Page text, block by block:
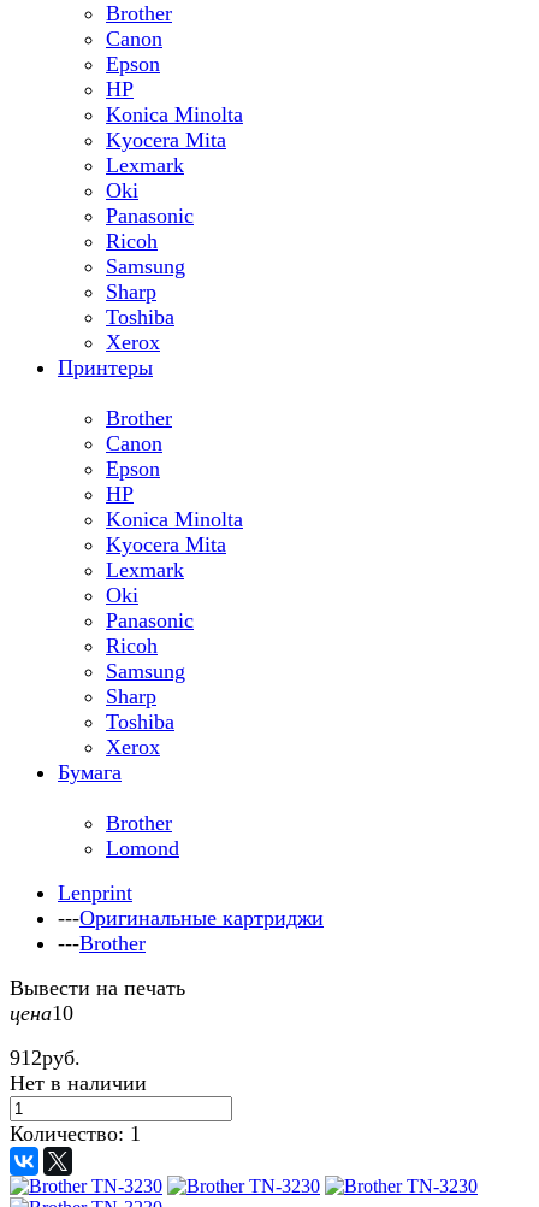
Brother
Canon
Epson
HP
Konica Minolta
Kyocera Mita
Lexmark
Oki
Panasonic
Ricoh
Samsung
Sharp
Toshiba
Xerox
Принтеры
Brother
Canon
Epson
HP
Konica Minolta
Kyocera Mita
Lexmark
Oki
Panasonic
Ricoh
Samsung
Sharp
Toshiba
Xerox
Бумага
Brother
Lomond
Lenprint
---Оригинальные картриджи
---Brother
Вывести на печать
цена10
912руб.
Нет в наличии
Количество: 1